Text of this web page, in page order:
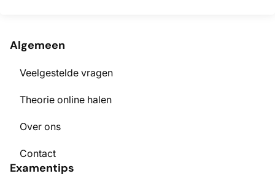
Algemeen
Veelgestelde vragen
Theorie online halen
Over ons
Contact
Examentips